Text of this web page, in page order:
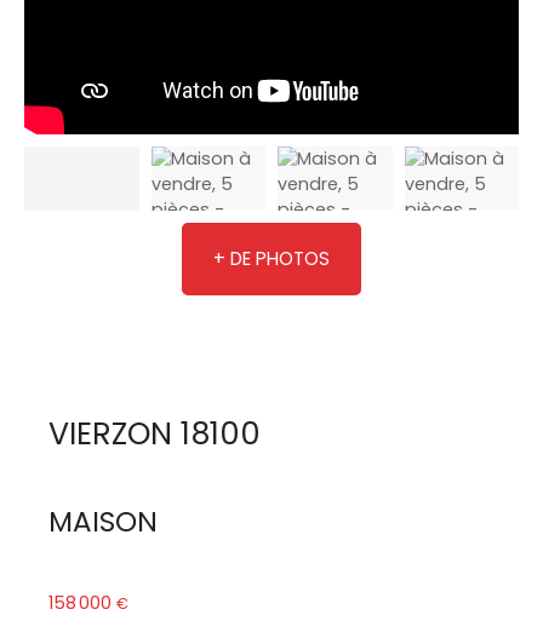
+ DE PHOTOS
VIERZON 18100
MAISON
158 000 €